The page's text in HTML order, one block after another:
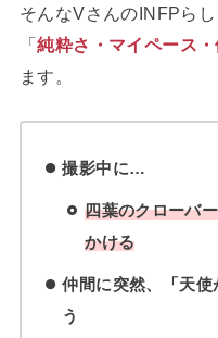
そんなVさんのINFPらし
「純粋さ・マイペース・
ます。
撮影中に…
四葉のクローバ
かける
仲間に突然、「天
う